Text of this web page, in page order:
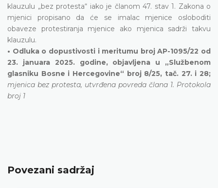
klauzulu „bez protesta“ iako je članom 47. stav 1. Zakona o
mjenici propisano da će se imalac mjenice osloboditi
obaveze protestiranja mjenice ako mjenica sadrži takvu
klauzulu.
• Odluka o dopustivosti i meritumu broj AP-1095/22 od
23. januara 2025. godine, objavljena u „Službenom
glasniku Bosne i Hercegovine“ broj 8/25, tač. 27. i 28;
mjenica bez protesta, utvrđena povreda člana 1. Protokola
broj 1
Povezani sadržaj